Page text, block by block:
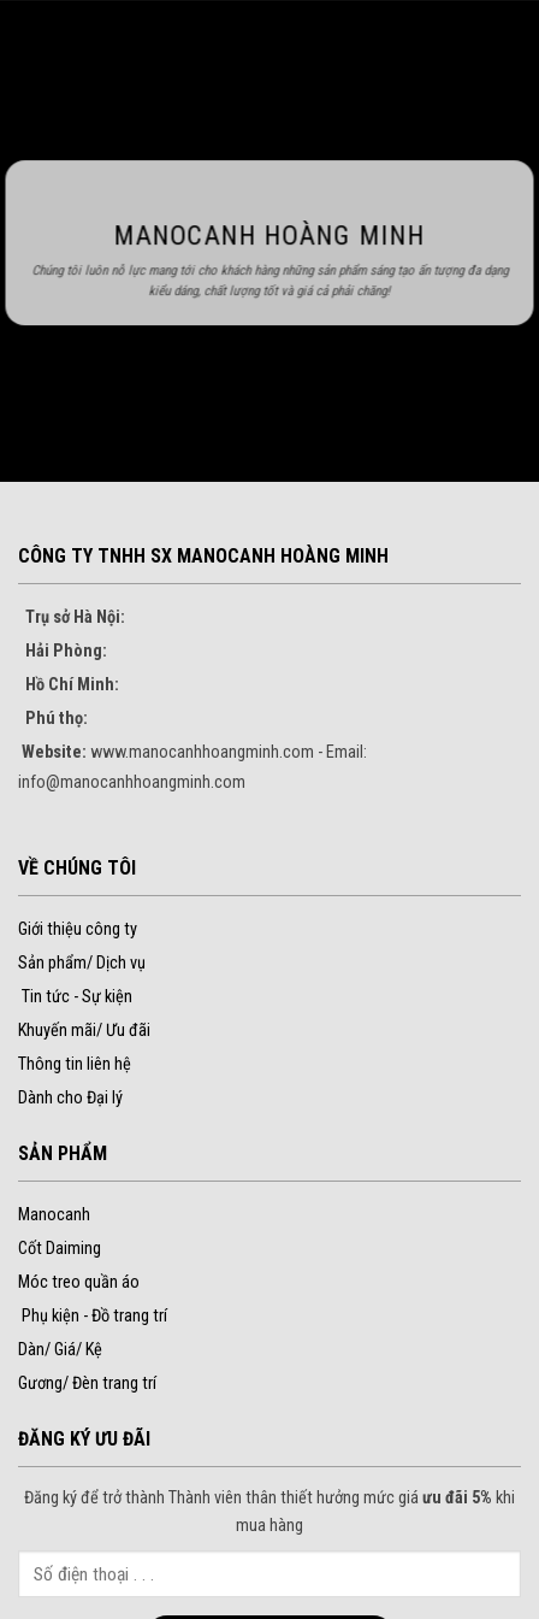
MANOCANH HOÀNG MINH
Chúng tôi luôn nỗ lực mang tới cho khách hàng những sản phẩm sáng tạo ấn tượng đa dạng
kiểu dáng, chất lượng tốt và giá cả phải chăng!
CÔNG TY TNHH SX MANOCANH HOÀNG MINH
Trụ sở Hà Nội:
Hải Phòng:
Hồ Chí Minh:
Phú thọ:
Website: www.manocanhhoangminh.com - Email:
info@manocanhhoangminh.com
VỀ CHÚNG TÔI
Giới thiệu công ty
Sản phẩm/ Dịch vụ
Tin tức - Sự kiện
Khuyến mãi/ Ưu đãi
Thông tin liên hệ
Dành cho Đại lý
SẢN PHẨM
Manocanh
Cốt Daiming
Móc treo quần áo
Phụ kiện - Đồ trang trí
Dàn/ Giá/ Kệ
Gương/ Đèn trang trí
ĐĂNG KÝ ƯU ĐÃI
Đăng ký để trở thành Thành viên thân thiết hưởng mức giáưu đãi 5% khi
mua hàng